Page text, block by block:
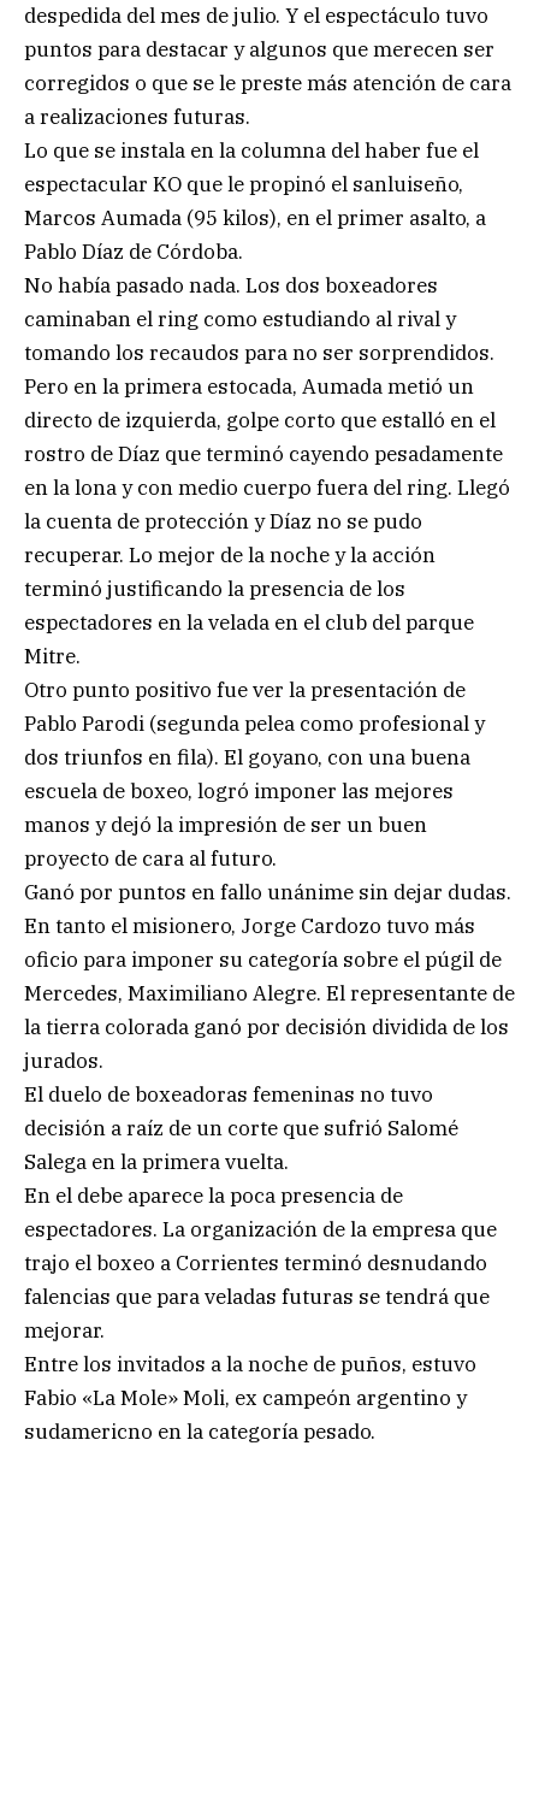
despedida del mes de julio. Y el espectáculo tuvo
puntos para destacar y algunos que merecen ser
corregidos o que se le preste más atención de cara
a realizaciones futuras.
Lo que se instala en la columna del haber fue el
espectacular KO que le propinó el sanluiseño,
Marcos Aumada (95 kilos), en el primer asalto, a
Pablo Díaz de Córdoba.
No había pasado nada. Los dos boxeadores
caminaban el ring como estudiando al rival y
tomando los recaudos para no ser sorprendidos.
Pero en la primera estocada, Aumada metió un
directo de izquierda, golpe corto que estalló en el
rostro de Díaz que terminó cayendo pesadamente
en la lona y con medio cuerpo fuera del ring. Llegó
la cuenta de protección y Díaz no se pudo
recuperar. Lo mejor de la noche y la acción
terminó justificando la presencia de los
espectadores en la velada en el club del parque
Mitre.
Otro punto positivo fue ver la presentación de
Pablo Parodi (segunda pelea como profesional y
dos triunfos en fila). El goyano, con una buena
escuela de boxeo, logró imponer las mejores
manos y dejó la impresión de ser un buen
proyecto de cara al futuro.
Ganó por puntos en fallo unánime sin dejar dudas.
En tanto el misionero, Jorge Cardozo tuvo más
oficio para imponer su categoría sobre el púgil de
Mercedes, Maximiliano Alegre. El representante de
la tierra colorada ganó por decisión dividida de los
jurados.
El duelo de boxeadoras femeninas no tuvo
decisión a raíz de un corte que sufrió Salomé
Salega en la primera vuelta.
En el debe aparece la poca presencia de
espectadores. La organización de la empresa que
trajo el boxeo a Corrientes terminó desnudando
falencias que para veladas futuras se tendrá que
mejorar.
Entre los invitados a la noche de puños, estuvo
Fabio «La Mole» Moli, ex campeón argentino y
sudamericno en la categoría pesado.